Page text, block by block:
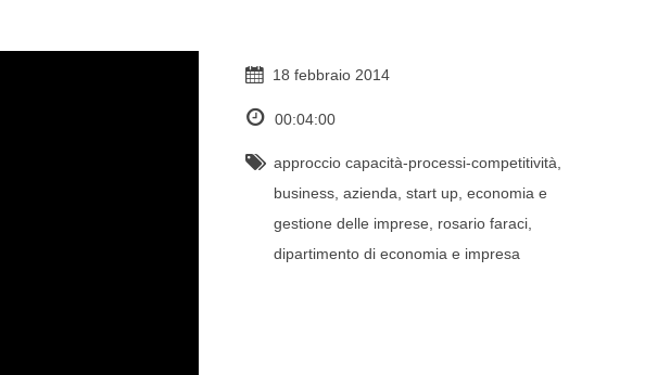
18 febbraio 2014
00:04:00
approccio capacità-processi-competitività
business azienda start up economia e
gestione delle imprese
rosario faraci
dipartimento di economia e impresa